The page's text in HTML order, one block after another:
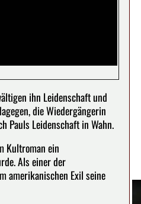
ihn Leidenschaft und
die Wiedergängerin
Pauls Leidenschaft in Wahn.
Kultroman ein
Als einer der
amerikanischen Exil seine